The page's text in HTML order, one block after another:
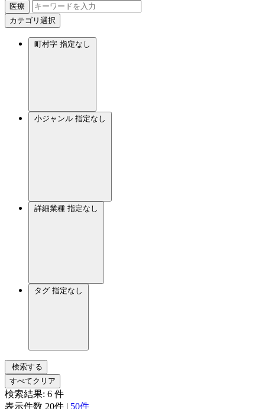
医療
カテゴリ選択
町村字 指定なし
小ジャンル 指定なし
詳細業種 指定なし
タグ 指定なし
検索する
すべてクリア
検索結果: 6 件
表示件数 20件 | 50件